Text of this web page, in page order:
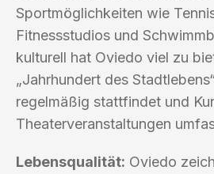
Sportmöglichkeiten wie
Fitnessstudios und
kulturell hat Oviedo viel zu
„Jahrhundert des
regelmäßig stattfindet und
Theaterveranstaltungen
Lebensqualität: Oviedo